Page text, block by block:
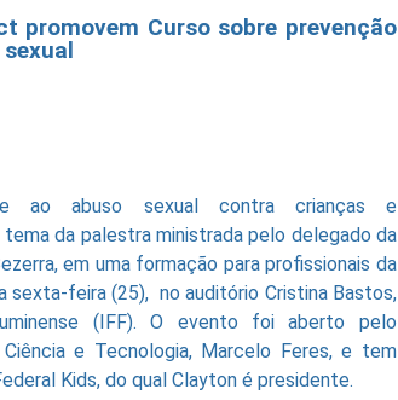
promovem Curso sobre prevenção
ao abuso sexual contra crianças e
da palestra ministrada pelo delegado da
em uma formação para profissionais da
sexta-feira (25), no auditório Cristina Bastos,
(IFF). O evento foi aberto pelo
e Tecnologia, Marcelo Feres, e tem
Kids, do qual Clayton é presidente.